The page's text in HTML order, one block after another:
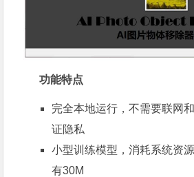
功能特点
完全本地运行，不需要联网
证隐私
小型训练模型，消耗系统资
有30M